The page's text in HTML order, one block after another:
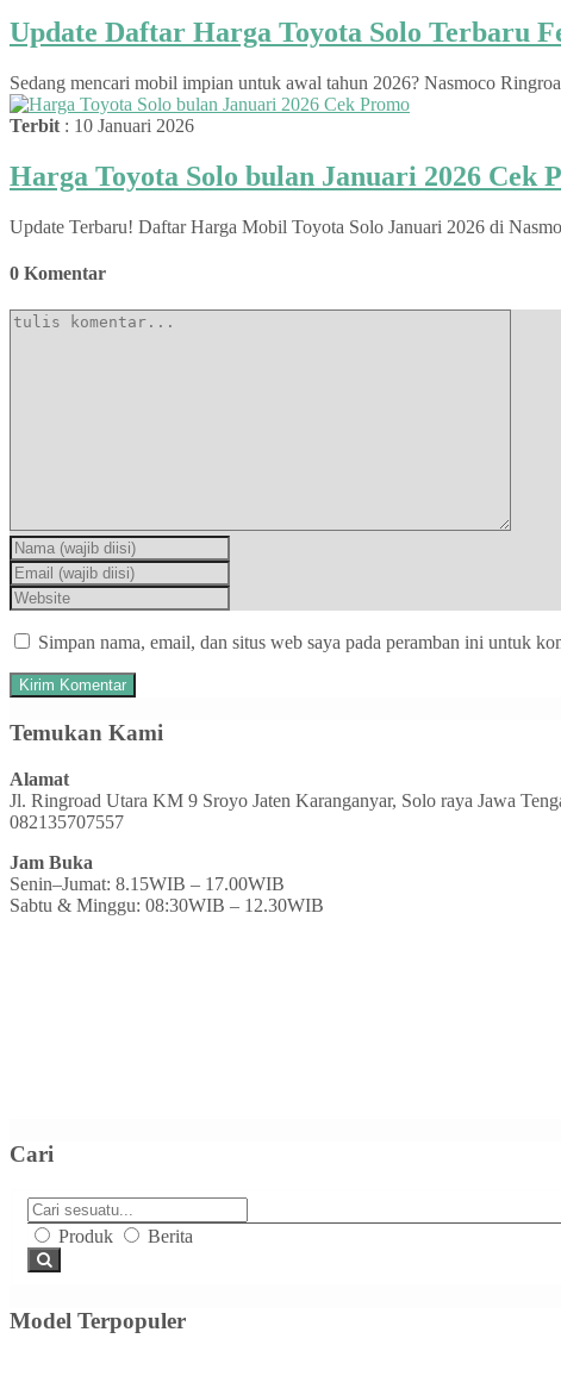
Update Daftar Harga Toyota Solo Terbaru
Sedang mencari mobil impian untuk awal tahun 2026? Nasmoco
Terbit : 10 Januari 2026
Harga Toyota Solo bulan Januari 2026 Cek
Update Terbaru! Daftar Harga Mobil Toyota Solo Januari 2026 di
0 Komentar
Simpan nama, email, dan situs web saya pada peramban ini untuk
Temukan Kami
Alamat
Jl. Ringroad Utara KM 9 Sroyo Jaten Karanganyar, Solo raya Jawa
082135707557
Jam Buka
Senin–Jumat: 8.15WIB – 17.00WIB
Sabtu & Minggu: 08:30WIB – 12.30WIB
Cari
Produk Berita
Model Terpopuler